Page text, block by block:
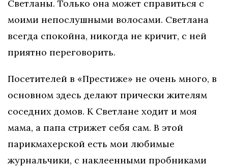
Светланы. Только она может справиться с
моими непослушными волосами. Светлана
всегда спокойна, никогда не кричит, с ней
приятно переговорить.
Посетителей в «Престиже» не очень много, в
основном здесь делают прически жителям
соседних домов. К Светлане ходит и моя
мама, а папа стрижет себя сам. В этой
парикмахерской есть мои любимые
журнальчики, с наклеенными пробниками